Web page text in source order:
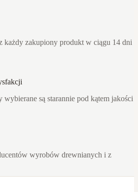
każdy zakupiony produkt w ciągu 14 dni
wybierane są starannie pod kątem jakości
wyrobów drewnianych i z